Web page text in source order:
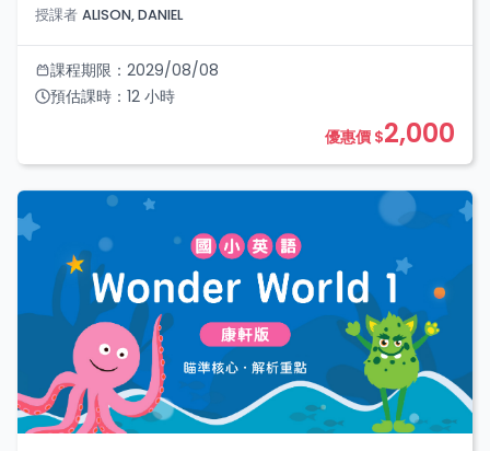
授課者 ALISON, DANIEL
課程期限： 2029/08/08
預估課時： 12 小時
優惠價 $2,000